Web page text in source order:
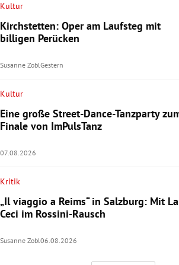
Kultur
Kirchstetten: Oper am Laufsteg mit
billigen Perücken
Susanne ZoblGestern
Kultur
Eine große Street-Dance-Tanzparty
Finale von ImPulsTanz
07.08.2026
Kritik
„Il viaggio a Reims“ in Salzburg: Mit La
Ceci im Rossini-Rausch
Susanne Zobl06.08.2026